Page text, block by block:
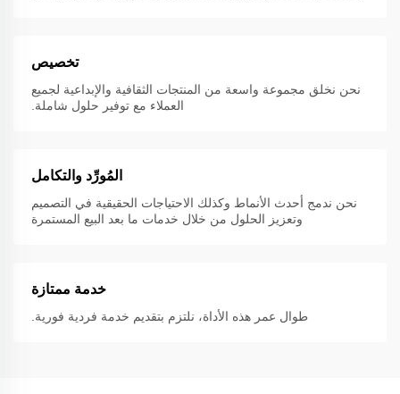
تخصيص
نحن نخلق مجموعة واسعة من المنتجات الثقافية والإبداعية لجميع
العملاء مع توفير حلول شاملة.
المُورِّد والتكامل
نحن ندمج أحدث الأنماط وكذلك الاحتياجات الحقيقية في التصميم
وتعزيز الحلول من خلال خدمات ما بعد البيع المستمرة
خدمة ممتازة
طوال عمر هذه الأداة، نلتزم بتقديم خدمة فردية فورية.